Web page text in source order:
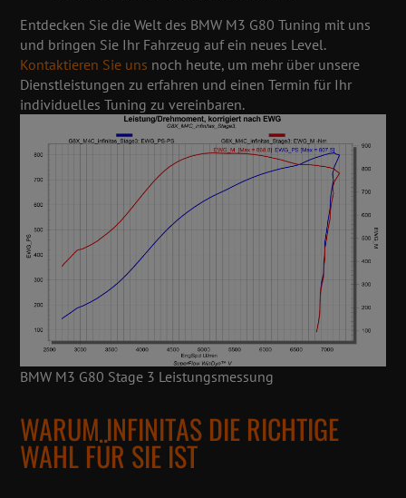
Entdecken Sie die Welt des BMW M3 G80 Tuning mit uns
und bringen Sie Ihr Fahrzeug auf ein neues Level.
Kontaktieren Sie uns noch heute, um mehr über unsere
Dienstleistungen zu erfahren und einen Termin für Ihr
individuelles Tuning zu vereinbaren.
BMW M3 G80 Stage 3 Leistungsmessung
WARUM INFINITAS DIE RICHTIGE
WAHL FÜR SIE IST